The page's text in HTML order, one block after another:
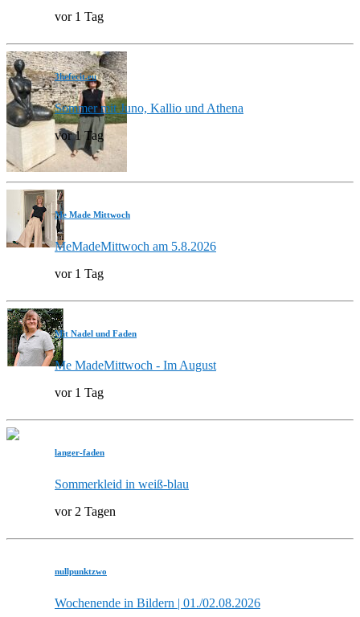
vor 1 Tag
3hefecit.eu
Sommer mit Juno, Kallio und Athena
vor 1 Tag
Me Made Mittwoch
MeMadeMittwoch am 5.8.2026
vor 1 Tag
Mit Nadel und Faden
Me MadeMittwoch - Im August
vor 1 Tag
langer-faden
Sommerkleid in weiß-blau
vor 2 Tagen
nullpunktzwo
Wochenende in Bildern | 01./02.08.2026